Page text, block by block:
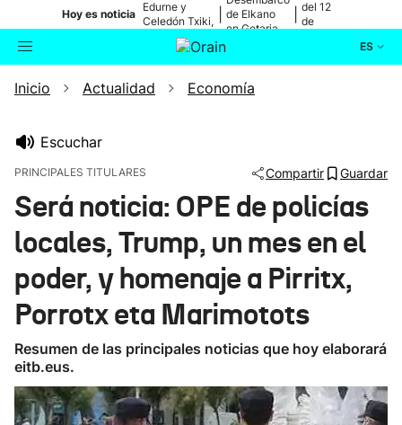
Hoy es noticia
Edurne y
Celedón Txiki,
en directo
de Elkano
en Getaria
del 12
de
ES
Buscador Actualidad
Ikusmiran
Eguraldia
Inicio Actualidad Economía
Escuchar
PRINCIPALES TITULARES Compartir Guardar
Será noticia: OPE de policías
locales, Trump, un mes en el
poder, y homenaje a Pirritx,
Porrotx eta Marimotots
Resumen de las principales noticias que hoy elaborará
eitb.eus.